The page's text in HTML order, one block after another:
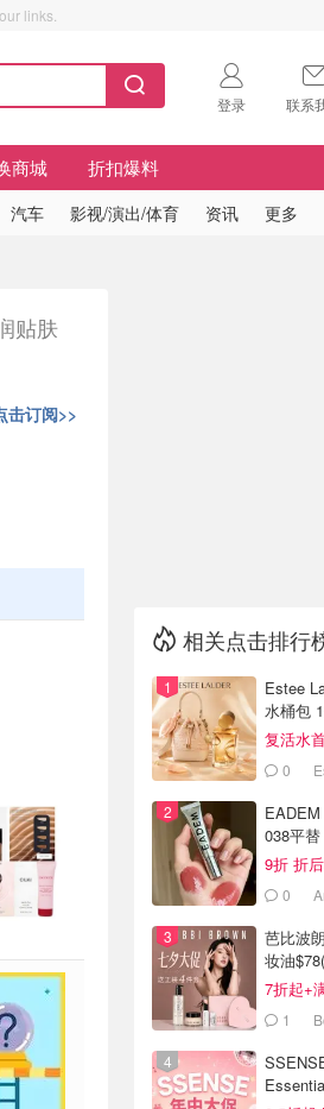
links.
登录 联系
商城 折扣爆料
汽车 影视/演出/体育 资讯 更多
贴肤
击订阅>>
相关点击排行
Estee
水桶包
14ml
复活水
华 0
038平替
9折 折
0
芭比波
妆油
7折起+
1